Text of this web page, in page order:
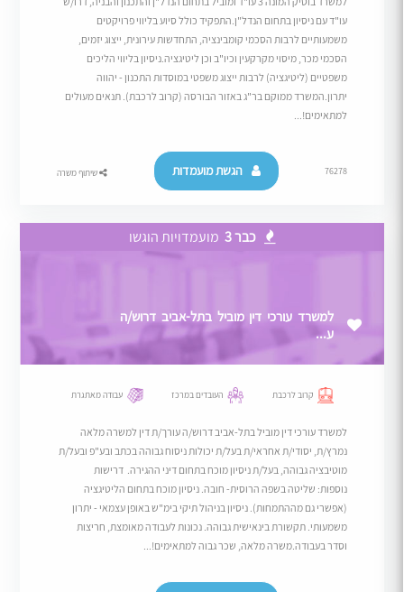
עו"ד עם ניסיון בתחום הנדל"ן.התפקיד כולל סיוע בליווי פרויקטים
משמעותיים לרבות הסכמי קומבינציה, התחדשות עירונית, ייצוג יזמים,
הסכמי מכר, מיסוי מקרקעין וכיו"ב וכן ליטיגציה.ניסיון בליווי הליכים
משפטיים (ליטיגציה) לרבות ייצוג משפטי במוסדות התכנון - יהווה
יתרון.המשרד ממוקם בר"ג באזור הבורסה (קרוב לרכבת). תנאים מעולים
למתאימים!...
76278 הגשת מועמדות שיתוף משרה
כבר 3 מועמדויות הוגשו
למשרד עורכי דין מוביל בתל-אביב דרוש/ה
ע...
קרוב לרכבת העובדים במרכז עבודה מאתגרת
למשרד עורכי דין מוביל בתל-אביב דרוש/ה עורך/ת דין למשרה מלאה
נמרץ/ת, יסודי/ת אחראי/ת בעל/ת יכולות ניסוח גבוהה בכתב ובע"פ ובעל/ת
מוטיבציה גבוהה, בעל/ת ניסיון מוכח בתחום דיני ההגירה. דרישות
נוספות: שליטה בשפה הרוסית- חובה. ניסיון מוכח בתחום הליטיגציה
(אפשרי גם מההתמחות). ניסיון בניהול תיקי בימ"ש באופן עצמאי - יתרון
משמעותי. תקשורת בינאישית גבוהה. נכונות לעבודה מאומצת, חריצות
וסדר בעבודה.משרה מלאה, שכר גבוה למתאימים!...